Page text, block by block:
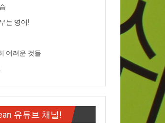
는 영어!
어려운 것들
유튜브 채널!